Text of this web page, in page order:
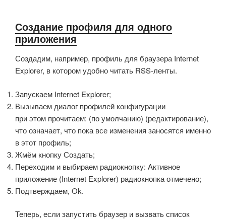
Создание профиля для одного
приложения
Создадим, например, профиль для браузера Internet
Explorer, в котором удобно читать RSS-ленты.
Запускаем Internet Explorer;
Вызываем диалог профилей конфигурации
при этом прочитаем: (по умолчанию) (редактирование),
что означает, что пока все изменения заносятся именно
в этот профиль;
Жмём кнопку Создать;
Переходим и выбираем радиокнопку: Активное
приложение (Internet Explorer) радиокнопка отмечено;
Подтверждаем, Ok.
Теперь, если запустить браузер и вызвать список